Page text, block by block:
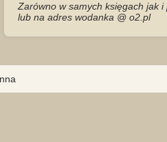
Zarówno w samych księgach jak i
lub na adres wodanka @ o2.pl